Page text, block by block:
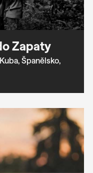
Zapaty
Kuba, Španělsko,